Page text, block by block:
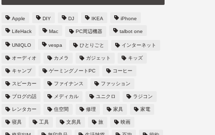
Apple DIY DJ IKEA iPhone
LifeHack Mac PC周辺機器 talbot one
UNIQLO vespa ひとりごと インターネット
オーディオ カメラ ガジェット キッズ
キャンプ ゲーミングノートPC コーヒー
スピーカー ファイナンス ファッション
ブログの話 メディカル ユニクロ ラジコン
レンタカー 住空間 修理 家具 家電
寝具 工具 文房具 旅 映画